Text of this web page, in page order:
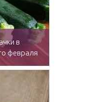
в
февраля